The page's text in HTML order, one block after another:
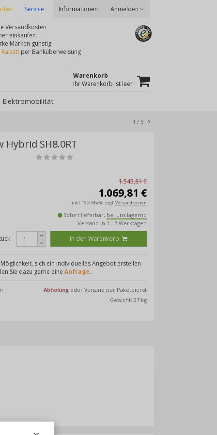
Informationen Anmelden
Service
Versandkosten
einkaufen
Marken günstig
Rabatt per Banküberweisung
Warenkorb
Ihr Warenkorb ist leer
Elektromobilität
1 / 5
Hybrid SH8.0RT
1.545,81 €
1.069,81 €
inkl. 19% MwSt. zzgl.Versandkosten
Sofort lieferbar, bei uns lagernd
Versand in 1 - 2 Werktagen
In den Warenkorb
sich ein individuelles Angebot erstellen
Sie dazu gerne eine Anfrage.
Abholungoder Versand per Paketdienst
Gewicht: 27 kg